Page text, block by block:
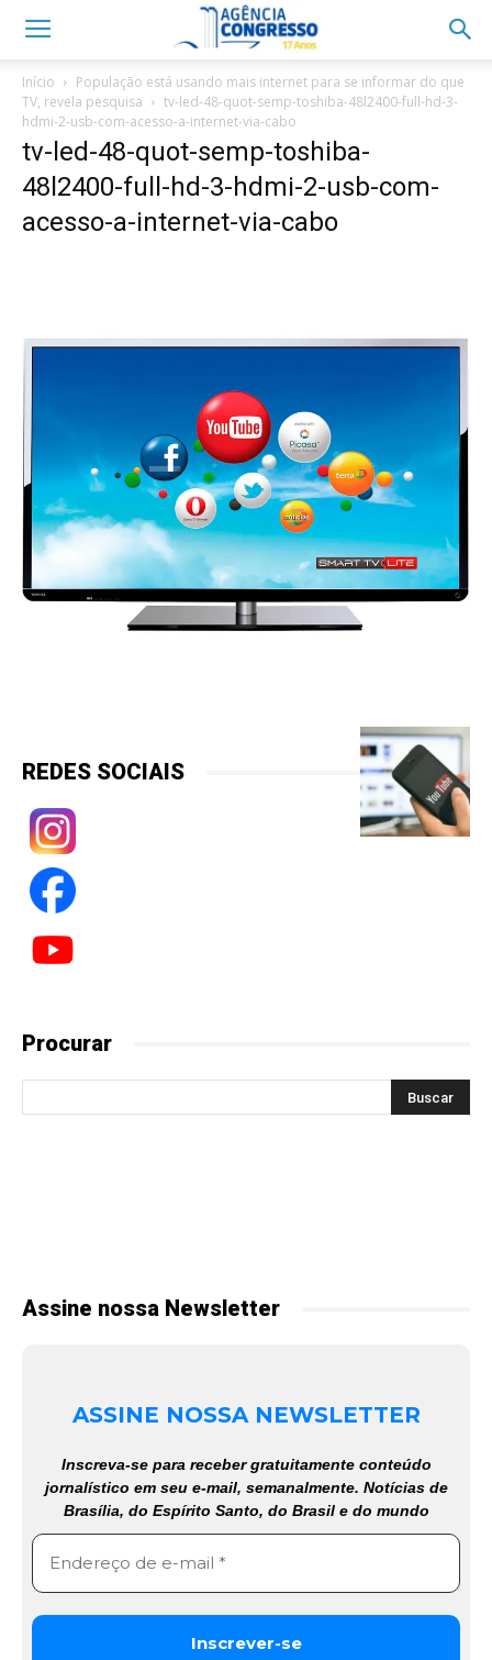
Início
População está usando mais internet para se informar do que
TV, revela pesquisa
tv-led-48-quot-semp-toshiba-48l2400-full-hd-3-
hdmi-2-usb-com-acesso-a-internet-via-cabo
tv-led-48-quot-semp-toshiba-
48l2400-full-hd-3-hdmi-2-usb-com-
acesso-a-internet-via-cabo
REDES SOCIAIS
Procurar
Assine nossa Newsletter
ASSINE NOSSA NEWSLETTER
Inscreva-se para receber gratuitamente conteúdo
jornalístico em seu e-mail, semanalmente. Notícias de
Brasília, do Espírito Santo, do Brasil e do mundo